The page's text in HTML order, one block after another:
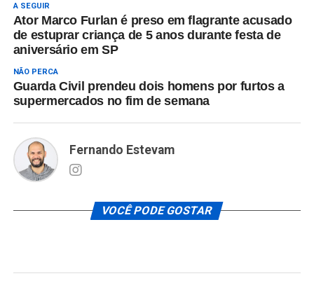
A SEGUIR
Ator Marco Furlan é preso em flagrante acusado
de estuprar criança de 5 anos durante festa de
aniversário em SP
NÃO PERCA
Guarda Civil prendeu dois homens por furtos a
supermercados no fim de semana
Fernando Estevam
VOCÊ PODE GOSTAR